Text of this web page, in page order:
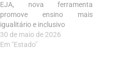
EJA, nova ferramenta
promove ensino mais
igualitário e inclusivo
30 de maio de 2026
Em "Estado"